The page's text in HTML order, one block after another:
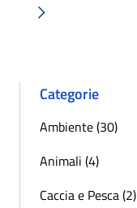
Successiva »
Categorie
Ambiente (30)
Animali (4)
Caccia e Pesca (2)